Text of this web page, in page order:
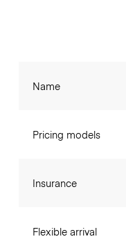
Name
Pricing models
Insurance
Flexible arrival